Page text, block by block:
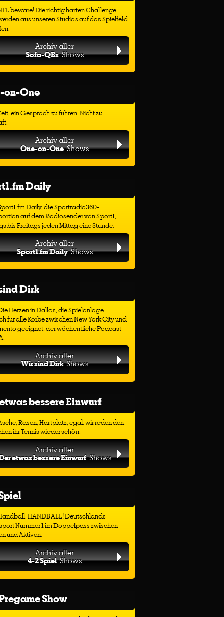
beware! Die richtig harten Challenge
aus unseren Studios auf das Spielfeld
Archiv aller
Sofa-QBs-Shows
on-One
ein Gespräch zu führen. Nicht zu
Archiv aller
One-on-One-Shows
Daily
Daily, die Sportradio360-
auf dem Radiosender von Sport1,
bis Freitags jeden Mittag eine Stunde.
Archiv aller
Sport1.fm Daily-Shows
Dirk
Herzen in Dallas, die Spielanlage
für alle Körbe zwischen New York City und
geeignet: der wöchentliche Podcast
Archiv aller
Wir sind Dirk-Shows
bessere Einwurf
Rasen, Hartplatz, egal: wir reden den
ihr Tennis wieder schön.
Archiv aller
etwas bessere Einwurf-Shows
HANDBALL! Deutschlands
Nummer 1 im Doppelpass zwischen
und Aktiven.
Archiv aller
4-2 Spiel-Shows
Show